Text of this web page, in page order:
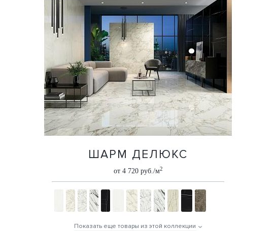
ШАРМ ДЕЛЮКС
от 4 720 руб./м2
Показать еще товары из этой коллекции